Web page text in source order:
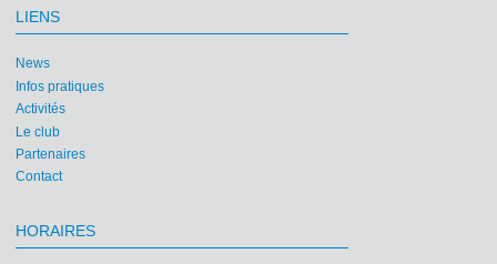
LIENS
News
Infos pratiques
Activités
Le club
Partenaires
Contact
HORAIRES